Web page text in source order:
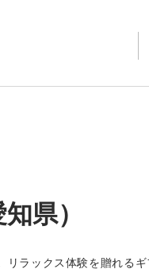
県）
ラックス体験を贈れる